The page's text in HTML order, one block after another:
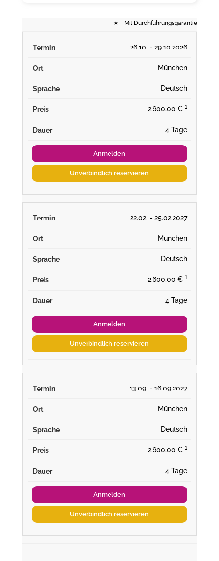
★ = Mit Durchführungsgarantie
26.10. - 29.10.2026
München
Deutsch
2.600,00 € ¹
4 Tage
Anmelden
Unverbindlich reservieren
22.02. - 25.02.2027
München
Deutsch
2.600,00 € ¹
4 Tage
Anmelden
Unverbindlich reservieren
13.09. - 16.09.2027
München
Deutsch
2.600,00 € ¹
4 Tage
Anmelden
Unverbindlich reservieren